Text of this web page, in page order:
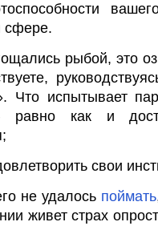
сфере.
рыбой, это
Что испытывает
равно как и
свои
не удалось поймать
живет страх